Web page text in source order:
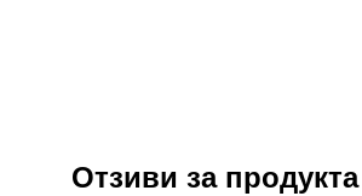
Отзиви за продукта